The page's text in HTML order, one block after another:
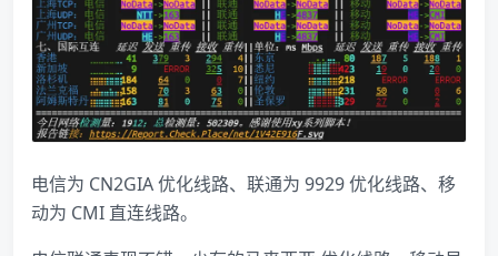
电信为 CN2GIA 优化线路、联通为 9929 优化线路、移
动为 CMI 直连线路。